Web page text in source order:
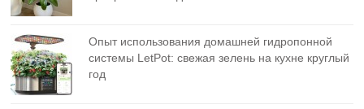
Опыт использования домашней гидропонной
системы LetPot: свежая зелень на кухне круглый
год